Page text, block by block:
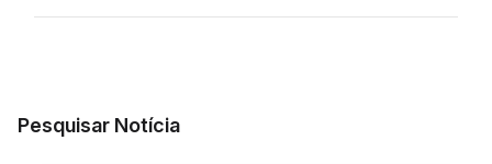
Pesquisar Notícia